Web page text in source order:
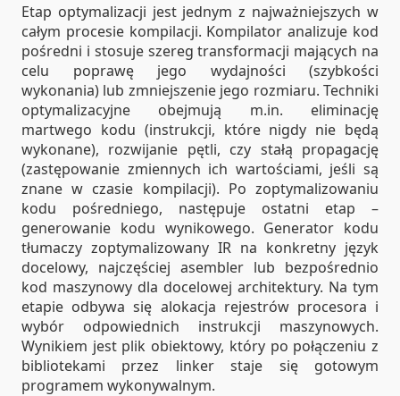
Etap optymalizacji jest jednym z najważniejszych w
całym procesie kompilacji. Kompilator analizuje kod
pośredni i stosuje szereg transformacji mających na
celu poprawę jego wydajności (szybkości
wykonania) lub zmniejszenie jego rozmiaru. Techniki
optymalizacyjne obejmują m.in. eliminację
martwego kodu (instrukcji, które nigdy nie będą
wykonane), rozwijanie pętli, czy stałą propagację
(zastępowanie zmiennych ich wartościami, jeśli są
znane w czasie kompilacji). Po zoptymalizowaniu
kodu pośredniego, następuje ostatni etap –
generowanie kodu wynikowego. Generator kodu
tłumaczy zoptymalizowany IR na konkretny język
docelowy, najczęściej asembler lub bezpośrednio
kod maszynowy dla docelowej architektury. Na tym
etapie odbywa się alokacja rejestrów procesora i
wybór odpowiednich instrukcji maszynowych.
Wynikiem jest plik obiektowy, który po połączeniu z
bibliotekami przez linker staje się gotowym
programem wykonywalnym.